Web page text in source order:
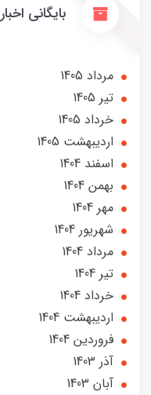
بایگانی اخبار
مرداد 1405
تير 1405
خرداد 1405
ارديبهشت 1405
اسفند 1404
بهمن 1404
مهر 1404
شهریور 1404
مرداد 1404
تير 1404
خرداد 1404
ارديبهشت 1404
فروردین 1404
آذر 1403
آبان 1403